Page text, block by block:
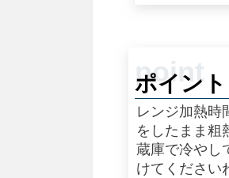
ポイント
レンジ加熱時
をしたまま粗
蔵庫で冷やし
けてください